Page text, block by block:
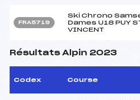
FRA5719
Ski Chrono
Dames U18 PUY
VINCENT
Résultats Alpin 2023
Codex Course